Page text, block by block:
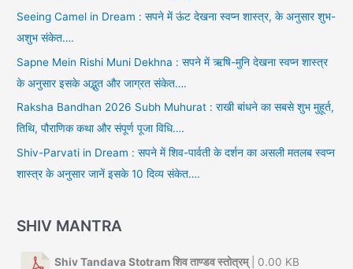
Seeing Camel in Dream : सपने में ऊंट देखना स्वप्न शास्त्र, के अनुसार शुभ-
अशुभ संकेत….
Sapne Mein Rishi Muni Dekhna : सपने में ऋषि-मुनि देखना स्वप्न शास्त्र
के अनुसार इसके अद्भुत और जाग्रत संकेत….
Raksha Bandhan 2026 Subh Muhurat : राखी बांधने का सबसे शुभ मुहूर्त,
तिथि, पौराणिक कथा और संपूर्ण पूजा विधि….
Shiv-Parvati in Dream : सपने में शिव-पार्वती के दर्शन का असली मतलब स्वप्न
शास्त्र के अनुसार जानें इसके 10 दिव्य संकेत….
SHIV MANTRA
Shiv Tandava Stotram शिव ताण्डव स्तोत्रम्| 0.00 KB